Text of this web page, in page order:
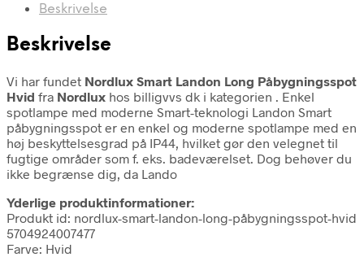
Beskrivelse
Beskrivelse
Vi har fundet Nordlux Smart Landon Long Påbygningsspot
Hvid fra Nordlux hos billigvvs dk i kategorien . Enkel
spotlampe med moderne Smart-teknologi Landon Smart
påbygningsspot er en enkel og moderne spotlampe med en
høj beskyttelsesgrad på IP44, hvilket gør den velegnet til
fugtige områder som f. eks. badeværelset. Dog behøver du
ikke begrænse dig, da Lando
Yderlige produktinformationer:
Produkt id: nordlux-smart-landon-long-påbygningsspot-hvid
5704924007477
Farve: Hvid